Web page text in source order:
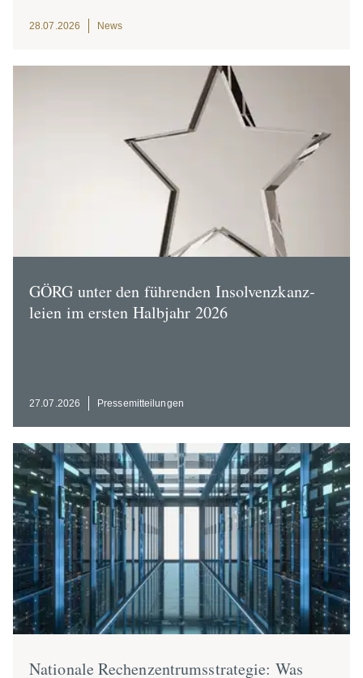
28.07.2026 News
GÖRG unter den führenden Insol­venz­kanz­
leien im ersten Halbjahr 2026
27.07.2026 Presse­mit­tei­lungen
Nationale Rechen­zen­trums­st­ra­tegie: Was